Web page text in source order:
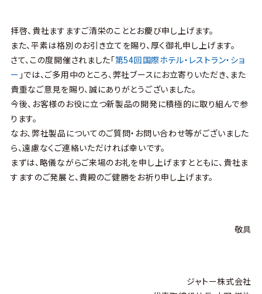
拝啓、貴社ますますご清栄のこととお慶び申し上げます。
また、平素は格別のお引き立てを賜り、厚く御礼申し上げます。
さて、この度開催されました「第54回国際ホテル・レストラン・ショ
ー 」では、ご多用中のところ、弊社ブースにお立寄りいただき、また
貴重なご意見を賜り、誠にありがとうございました。
今後、お客様のお役に立つ新製品の開発に積極的に取り組んで参
ります。
なお、弊社製品についてのご質問・お問い合わせ等がございました
ら、遠慮なくご連絡いただければ幸いです。
まずは、略儀ながらご来場のお礼を申し上げますとともに、貴社ま
すますのご発展と、貴殿のご健勝をお祈り申し上げます。
敬具
ジャトー株式会社